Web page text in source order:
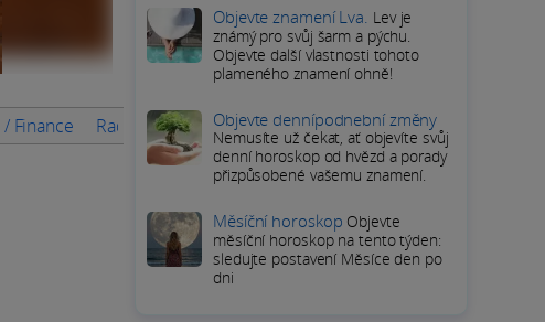
Finance Rady na měsíc PODROBNÝ HOROSKOP Ryb
Objevte znamení Lva. Lev je
známý pro svůj šarm a pýchu.
Objevte další vlastnosti tohoto
plameného znamení ohně!
Objevte dennípodnební změny
Nemusíte už čekat, ať objevíte svůj
denní horoskop od hvězd a porady
přizpůsobené vašemu znamení.
Měsíční horoskop Objevte
měsíční horoskop na tento týden:
sledujte postavení Měsíce den po
dni